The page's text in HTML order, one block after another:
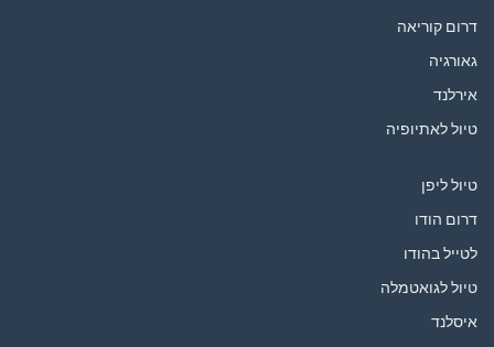
דרום קוריאה
גאורגיה
אירלנד
טיול לאתיופיה
טיול ליפן
דרום הודו
לטייל בהודו
טיול לגואטמלה
איסלנד